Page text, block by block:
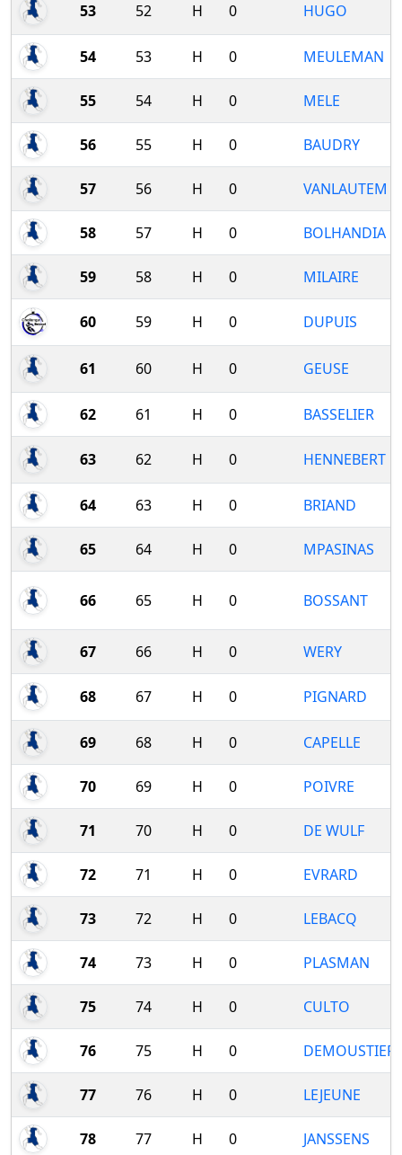
53 52 H 0 HUGO
54 53 H 0 MEULEMAN
55 54 H 0 MELE
56 55 H 0 BAUDRY
57 56 H 0 VANLAUTEM
58 57 H 0 BOLHANDIA
59 58 H 0 MILAIRE
60 59 H 0 DUPUIS
61 60 H 0 GEUSE
62 61 H 0 BASSELIER
63 62 H 0 HENNEBERT
64 63 H 0 BRIAND
65 64 H 0 MPASINAS
66 65 H 0 BOSSANT
67 66 H 0 WERY
68 67 H 0 PIGNARD
69 68 H 0 CAPELLE
70 69 H 0 POIVRE
71 70 H 0 DE WULF
72 71 H 0 EVRARD
73 72 H 0 LEBACQ
74 73 H 0 PLASMAN
75 74 H 0 CULTO
76 75 H 0 DEMOUSTIER
77 76 H 0 LEJEUNE
78 77 H 0 JANSSENS